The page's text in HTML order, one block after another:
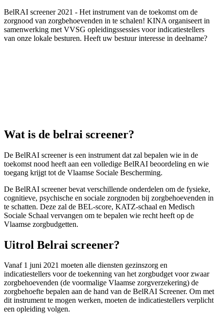
BelRAI screener 2021 - Het instrument van de toekomst om de
zorgnood van zorgbehoevenden in te schalen! KINA organiseert in
samenwerking met VVSG opleidingssessies voor indicatiestellers
van onze lokale besturen. Heeft uw bestuur interesse in deelname?
Wat is de belrai screener?
De BelRAI screener is een instrument dat zal bepalen wie in de
toekomst nood heeft aan een volledige BelRAI beoordeling en wie
toegang krijgt tot de Vlaamse Sociale Bescherming.
De BelRAI screener bevat verschillende onderdelen om de fysieke,
cognitieve, psychische en sociale zorgnoden bij zorgbehoevenden in
te schatten. Deze zal de BEL-score, KATZ-schaal en Medisch
Sociale Schaal vervangen om te bepalen wie recht heeft op de
Vlaamse zorgbudgetten.
Uitrol Belrai screener?
Vanaf 1 juni 2021 moeten alle diensten gezinszorg en
indicatiestellers voor de toekenning van het zorgbudget voor zwaar
zorgbehoevenden (de voormalige Vlaamse zorgverzekering) de
zorgbehoefte bepalen aan de hand van de BelRAI Screener. Om met
dit instrument te mogen werken, moeten de indicatiestellers verplicht
een opleiding volgen.